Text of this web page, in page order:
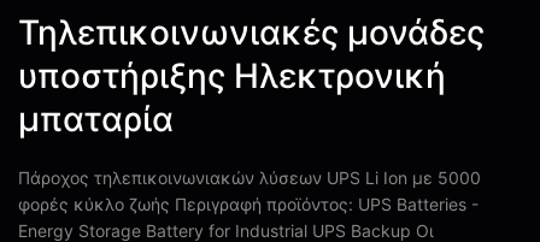
Τηλεπικοινωνιακές μονάδες
υποστήριξης Ηλεκτρονική
μπαταρία
Πάροχος τηλεπικοινωνιακών λύσεων UPS Li Ion με 5000
φορές κύκλο ζωής Περιγραφή προϊόντος: UPS Batteries -
Energy Storage Battery for Industrial UPS Backup Οι